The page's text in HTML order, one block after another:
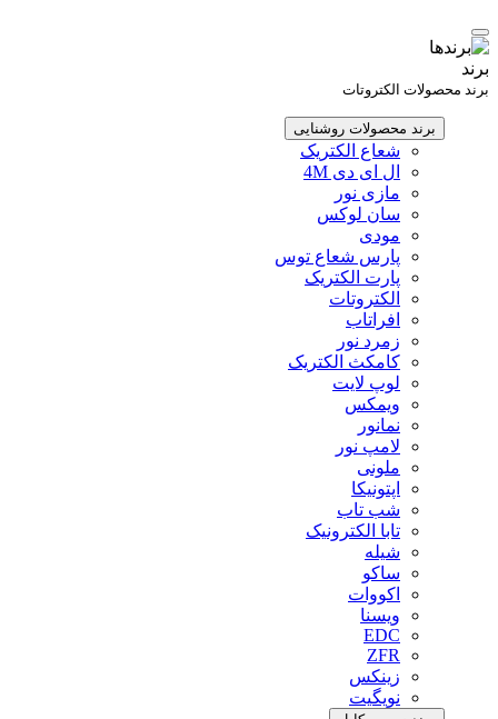
برند
برند محصولات الکتروتات
برند محصولات روشنایی
شعاع الکتریک
ال ای دی 4M
مازی نور
سان لوکس
مودی
پارس شعاع توس
پارت الکتریک
الکتروتات
افراتاب
زمرد نور
کامکث الکتریک
لوپ لایت
ویمکس
نمانور
لامپ نور
ملونی
اپتونیکا
شب تاب
تابا الکترونیک
شیله
ساکو
اکووات
ویسنا
EDC
ZFR
زینکس
نویگیت